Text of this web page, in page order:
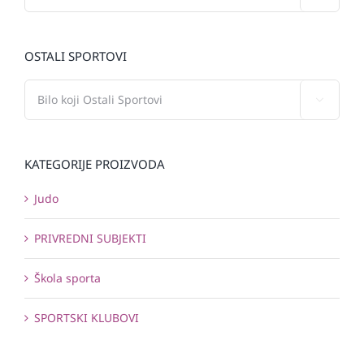
OSTALI SPORTOVI
KATEGORIJE PROIZVODA
Judo
PRIVREDNI SUBJEKTI
Škola sporta
SPORTSKI KLUBOVI